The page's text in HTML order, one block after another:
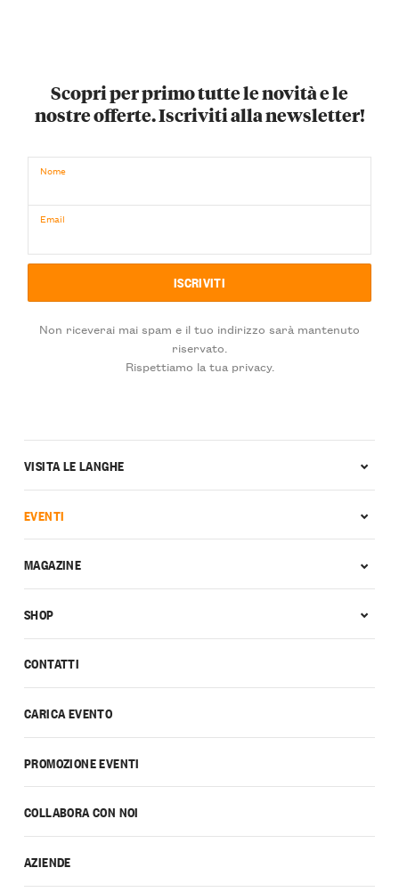
Scopri per primo tutte le novità e le
nostre offerte. Iscriviti alla newsletter!
Nome
Email
Non riceverai mai spam e il tuo indirizzo sarà mantenuto
riservato.
Rispettiamo la tua privacy.
CONTATTI
CARICA EVENTO
PROMOZIONE EVENTI
COLLABORA CON NOI
AZIENDE
VISITA LE LANGHE
EVENTI
MAGAZINE
SHOP